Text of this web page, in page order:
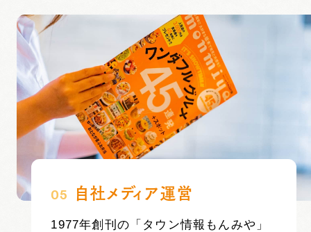
05 自社メディア運営
1977年創刊の「タウン情報もんみや」